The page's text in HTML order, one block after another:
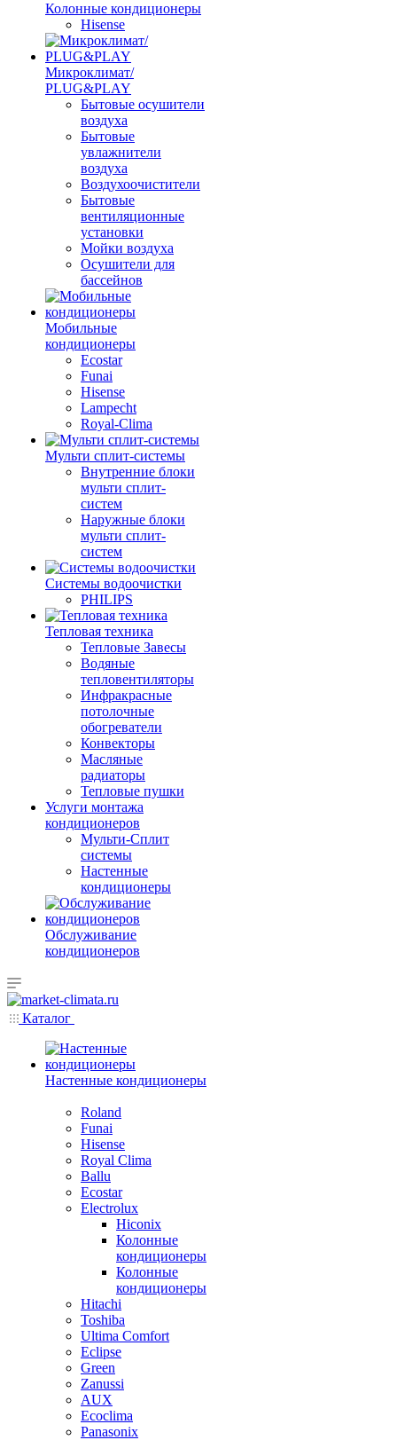
Колонные кондиционеры
Hisense
Микроклимат/
PLUG&PLAY
Бытовые осушители
воздуха
Бытовые
увлажнители
воздуха
Воздухоочистители
Бытовые
вентиляционные
установки
Мойки воздуха
Осушители для
бассейнов
Мобильные
кондиционеры
Ecostar
Funai
Hisense
Lampecht
Royal-Clima
Мульти сплит-системы
Внутренние блоки
мульти сплит-
систем
Наружные блоки
мульти сплит-
систем
Системы водоочистки
PHILIPS
Тепловая техника
Тепловые Завесы
Водяные
тепловентиляторы
Инфракрасные
потолочные
обогреватели
Конвекторы
Масляные
радиаторы
Тепловые пушки
Услуги монтажа
кондиционеров
Мульти-Сплит
системы
Настенные
кондиционеры
Обслуживание
кондиционеров
Каталог
Настенные кондиционеры
Roland
Funai
Hisense
Royal Clima
Ballu
Ecostar
Electrolux
Hiconix
Колонные
кондиционеры
Колонные
кондиционеры
Hitachi
Toshiba
Ultima Comfort
Eclipse
Green
Zanussi
AUX
Ecoclima
Panasonix